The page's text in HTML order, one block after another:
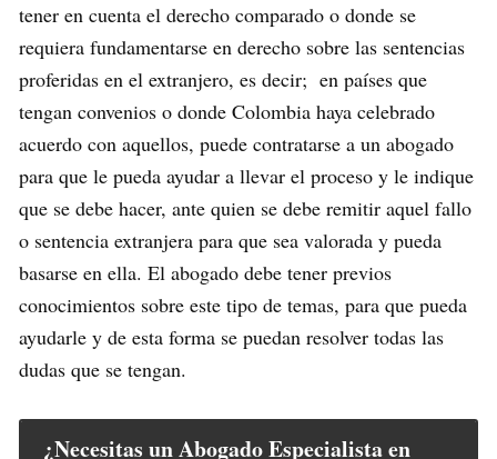
tener en cuenta el derecho comparado o donde se
requiera fundamentarse en derecho sobre las sentencias
proferidas en el extranjero, es decir; en países que
tengan convenios o donde Colombia haya celebrado
acuerdo con aquellos, puede contratarse a un abogado
para que le pueda ayudar a llevar el proceso y le indique
que se debe hacer, ante quien se debe remitir aquel fallo
o sentencia extranjera para que sea valorada y pueda
basarse en ella. El abogado debe tener previos
conocimientos sobre este tipo de temas, para que pueda
ayudarle y de esta forma se puedan resolver todas las
dudas que se tengan.
¿Necesitas un Abogado Especialista en